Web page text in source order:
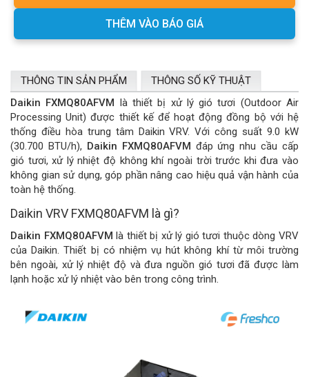
THÊM VÀO BÁO GIÁ
THÔNG TIN SẢN PHẨM
THÔNG SỐ KỸ THUẬT
Daikin FXMQ80AFVM là thiết bị xử lý gió tươi (Outdoor Air
Processing Unit) được thiết kế để hoạt động đồng bộ với hệ
thống điều hòa trung tâm Daikin VRV. Với công suất 9.0 kW
(30.700 BTU/h), Daikin FXMQ80AFVM đáp ứng nhu cầu cấp
gió tươi, xử lý nhiệt độ không khí ngoài trời trước khi đưa vào
không gian sử dụng, góp phần nâng cao hiệu quả vận hành của
toàn hệ thống.
Daikin VRV FXMQ80AFVM là gì?
Daikin FXMQ80AFVM là thiết bị xử lý gió tươi thuộc dòng VRV
của Daikin. Thiết bị có nhiệm vụ hút không khí từ môi trường
bên ngoài, xử lý nhiệt độ và đưa nguồn gió tươi đã được làm
lạnh hoặc xử lý nhiệt vào bên trong công trình.